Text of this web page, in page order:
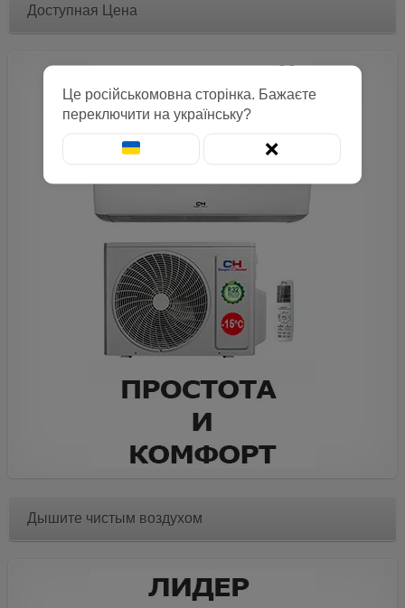
Доступная Цена
Дышите чистым воздухом
Це російськомовна сторінка. Бажаєте
переключити на українську?
❌